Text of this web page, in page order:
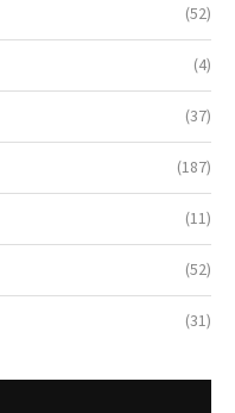
(52)
(4)
(37)
(187)
(11)
(52)
(31)